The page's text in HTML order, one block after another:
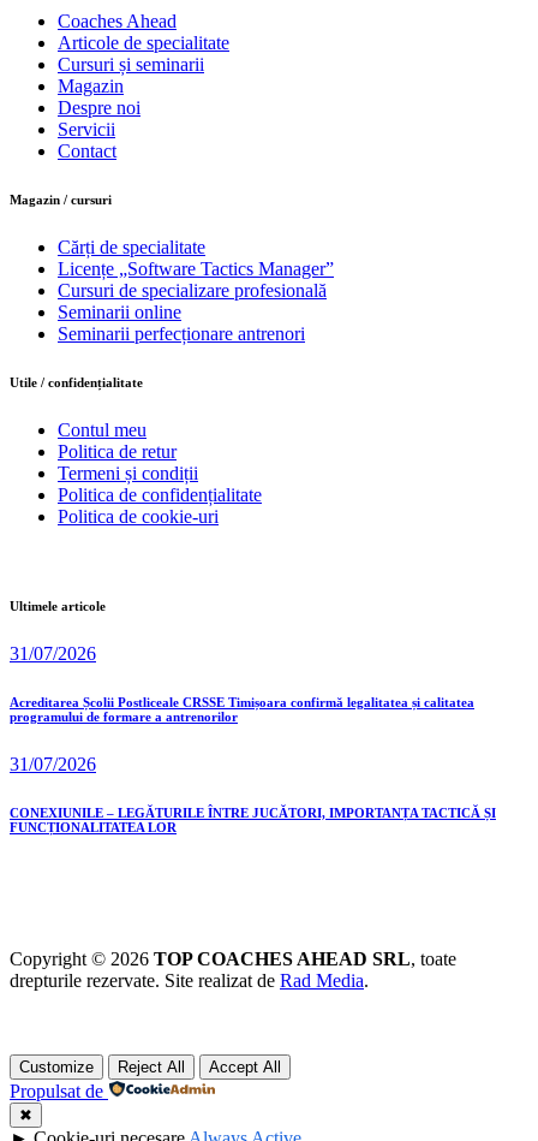
Coaches Ahead
Articole de specialitate
Cursuri și seminarii
Magazin
Despre noi
Servicii
Contact
Magazin / cursuri
Cărți de specialitate
Licențe „Software Tactics Manager”
Cursuri de specializare profesională
Seminarii online
Seminarii perfecționare antrenori
Utile / confidențialitate
Contul meu
Politica de retur
Termeni și condiții
Politica de confidențialitate
Politica de cookie-uri
Ultimele articole
31/07/2026
Acreditarea Școlii Postliceale CRSSE Timișoara confirmă legalitatea și calitatea
programului de formare a antrenorilor
31/07/2026
CONEXIUNILE – LEGĂTURILE ÎNTRE JUCĂTORI, IMPORTANȚA TACTICĂ ȘI
FUNCȚIONALITATEA LOR
Copyright © 2026 TOP COACHES AHEAD SRL, toate
drepturile rezervate. Site realizat de Rad Media.
Customize Reject All Accept All
Propulsat de
✖